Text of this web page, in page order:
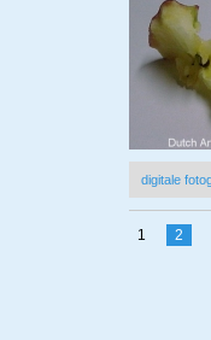
digitale
1 2